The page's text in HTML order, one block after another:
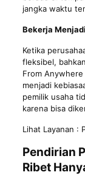
jangka waktu
Bekerja
Ketika
fleksibel,
From
menjadi
pemilik usaha
karena bisa
Lihat Layanan :
Pendirian
Ribet